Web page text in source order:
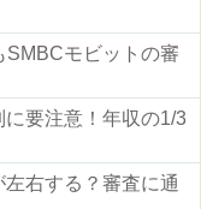
SMBCモビットの審
要注意！年収の1/3
右する？審査に通